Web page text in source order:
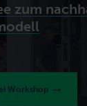
zum
Workshop